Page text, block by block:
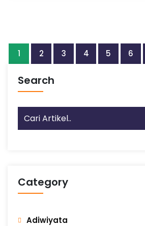
1 2 3 4 5 6
Search
Category
Adiwiyata